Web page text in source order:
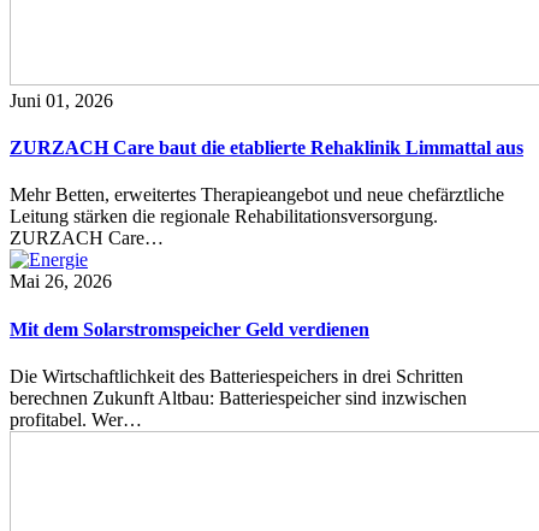
Juni 01, 2026
ZURZACH Care baut die etablierte Rehaklinik Limmattal aus
Mehr Betten, erweitertes Therapieangebot und neue chefärztliche
Leitung stärken die regionale Rehabilitationsversorgung.
ZURZACH Care…
Mai 26, 2026
Mit dem Solarstromspeicher Geld verdienen
Die Wirtschaftlichkeit des Batteriespeichers in drei Schritten
berechnen Zukunft Altbau: Batteriespeicher sind inzwischen
profitabel. Wer…